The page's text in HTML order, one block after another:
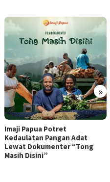
»
Imaji Papua Potret
Kedaulatan Pangan Adat
Lewat Dokumenter “Tong
Masih Disini”